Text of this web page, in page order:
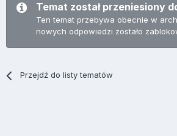
Temat został przeniesiony
Ten temat przebywa obecnie w
nowych odpowiedzi zostało
Przejdź do listy tematów